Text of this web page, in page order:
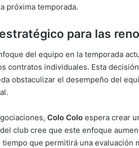
próxima temporada.
para las
del equipo en la temporada
contratos individuales. Esta
obstaculizar el desempeño del
Colo Colo espera crear
club cree que este enfoque
que permitirá una evaluación